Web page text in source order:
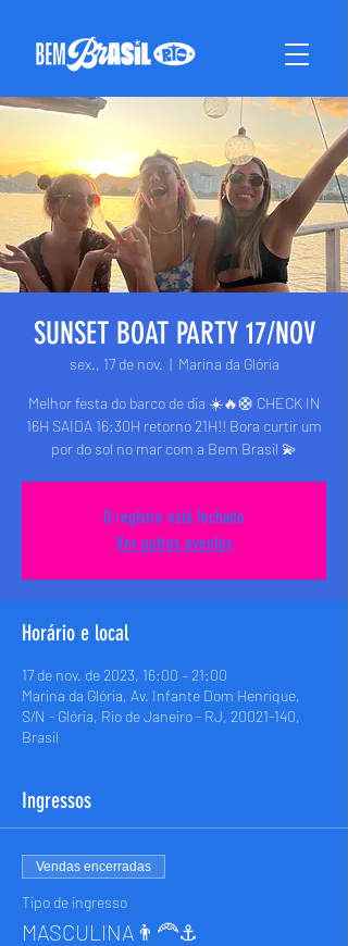
SUNSET BOAT PARTY 17/NOV
sex., 17 de nov.
  |
Marina da Glória
Melhor festa do barco de dia ☀️🔥🛟 CHECK IN
16H SAIDA 16:30H retorno 21H!! Bora curtir um
por do sol no mar com a Bem Brasil 💫
O registro está fechado
Ver outros eventos
Horário e local
17 de nov. de 2023, 16:00 – 21:00
Marina da Glória, Av. Infante Dom Henrique,
S/N - Glória, Rio de Janeiro - RJ, 20021-140,
Brasil
Ingressos
Vendas encerradas
Tipo de ingresso
MASCULINA👨‍🦰⚓️